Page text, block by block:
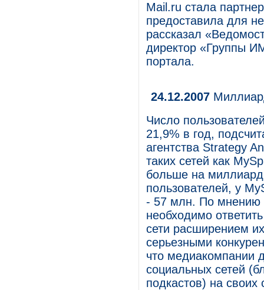
Mail.ru стала
предоставила для
рассказал
директор «Группы
портала.
24.12.2007
Число
21,9% в год,
агентства Strategy
таких сетей как
больше на
пользователей, у
- 57 млн. По мнению
необходимо
сети расширением
серьезными
что медиакомпании
социальных сетей
подкастов) на своих